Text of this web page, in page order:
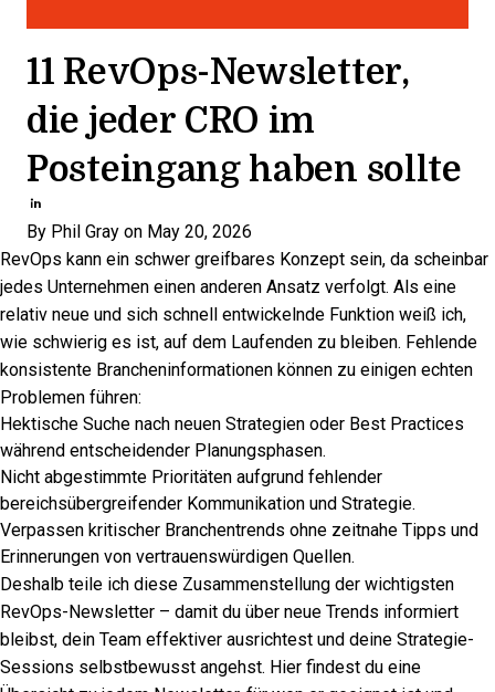
11 RevOps-Newsletter,
die jeder CRO im
Posteingang haben sollte
Share through Email
Print this page
Share on Pinterest
Share on Twitter
Share on Facebook
By Phil Gray on May 20, 2026
RevOps kann ein schwer greifbares Konzept sein, da scheinbar
jedes Unternehmen einen anderen Ansatz verfolgt. Als eine
relativ neue und sich schnell entwickelnde Funktion weiß ich,
wie schwierig es ist, auf dem Laufenden zu bleiben. Fehlende
konsistente Brancheninformationen können zu einigen echten
Problemen führen:
Hektische Suche nach neuen Strategien oder Best Practices
während entscheidender Planungsphasen.
Nicht abgestimmte Prioritäten aufgrund fehlender
bereichsübergreifender Kommunikation und Strategie.
Verpassen kritischer Branchentrends ohne zeitnahe Tipps und
Erinnerungen von vertrauenswürdigen Quellen.
Deshalb teile ich diese Zusammenstellung der wichtigsten
RevOps-Newsletter – damit du über neue Trends informiert
bleibst, dein Team effektiver ausrichtest und deine Strategie-
Sessions selbstbewusst angehst. Hier findest du eine